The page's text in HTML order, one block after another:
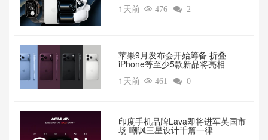
1天前  476  2
苹果9月发布会开始筹备 折叠
iPhone等至少5款新品将亮相
1天前  461  0
印度手机品牌Lava即将进军英国市
场 嘲讽三星设计千篇一律